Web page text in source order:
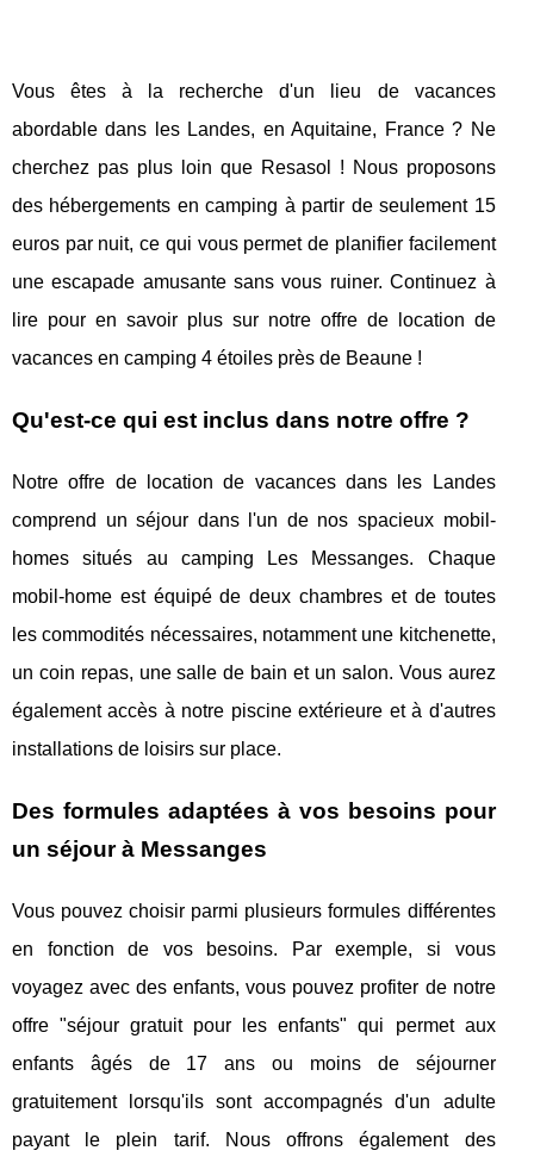
Vous êtes à la recherche d'un lieu de vacances
abordable dans les Landes, en Aquitaine, France ? Ne
cherchez pas plus loin que Resasol ! Nous proposons
des hébergements en camping à partir de seulement 15
euros par nuit, ce qui vous permet de planifier facilement
une escapade amusante sans vous ruiner. Continuez à
lire pour en savoir plus sur notre offre de location de
vacances en camping 4 étoiles près de Beaune !
Qu'est-ce qui est inclus dans notre offre ?
Notre offre de location de vacances dans les Landes
comprend un séjour dans l'un de nos spacieux mobil-
homes situés au camping Les Messanges. Chaque
mobil-home est équipé de deux chambres et de toutes
les commodités nécessaires, notamment une kitchenette,
un coin repas, une salle de bain et un salon. Vous aurez
également accès à notre piscine extérieure et à d'autres
installations de loisirs sur place.
Des formules adaptées à vos besoins pour
un séjour à Messanges
Vous pouvez choisir parmi plusieurs formules différentes
en fonction de vos besoins. Par exemple, si vous
voyagez avec des enfants, vous pouvez profiter de notre
offre "séjour gratuit pour les enfants" qui permet aux
enfants âgés de 17 ans ou moins de séjourner
gratuitement lorsqu'ils sont accompagnés d'un adulte
payant le plein tarif. Nous offrons également des